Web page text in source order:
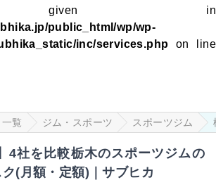
given in
public_html/wp/wp-
inc/services.php on line
覧 ジム・スポーツ スポーツジム
4社を比較栃木のスポーツジムの
(月額・定額)｜サブヒカ